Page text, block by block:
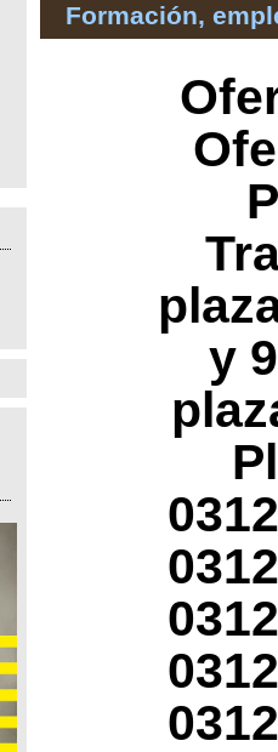
Formación,
y